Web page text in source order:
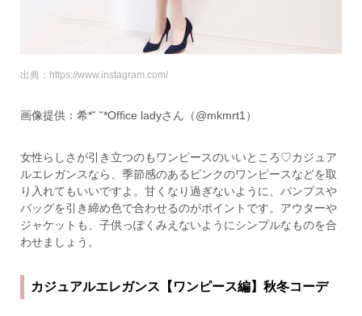
出典：https://www.instagram.com/
画像提供：希*˘ ˘*Office ladyさん（@mkmrt1）
女性らしさが引き立つのもワンピースのいいところ♡カジュア
ルエレガンスなら、季節感のあるピンクのワンピースなどを取
り入れてもいいですよ。甘くなり過ぎないように、パンプスや
バッグを引き締め色で合わせるのがポイントです。アウターや
ジャケットも、子供っぽくみえないようにシンプルなものを合
わせましょう。
カジュアルエレガンス【ワンピース編】秋冬コーデ